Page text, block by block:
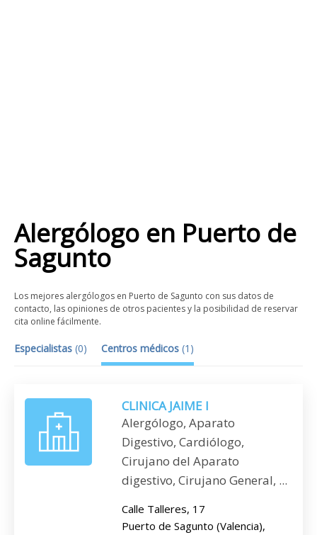
Alergólogo en Puerto de
Sagunto
Los mejores alergólogos en Puerto de Sagunto con sus datos de
contacto, las opiniones de otros pacientes y la posibilidad de reservar
cita online fácilmente.
Especialistas (0) Centros médicos (1 )
CLINICA JAIME I
Alergólogo, Aparato
Digestivo, Cardiólogo,
Cirujano del Aparato
digestivo, Cirujano General, ...
Calle Talleres, 17
Puerto de Sagunto (Valencia),